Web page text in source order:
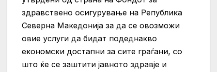
здравствено осигурување на Република
Северна Македонија за да се овозможи
овие услуги да бидат подеднакво
економски достапни за сите граѓани, со
што ќе се заштити јавното здравје и